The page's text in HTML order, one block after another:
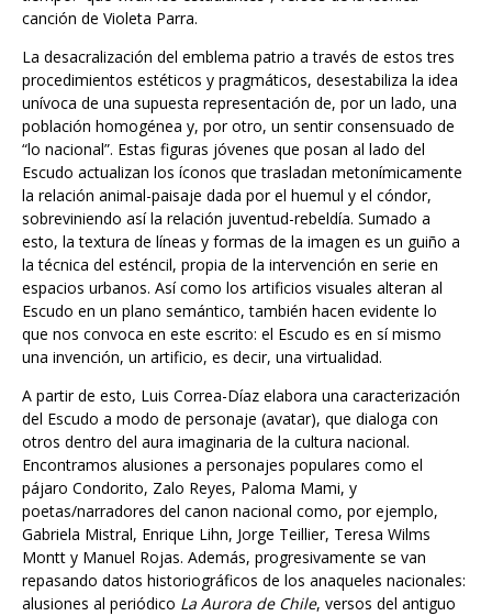
La desacralización del emblema patrio a través de estos tres
unívoca de una supuesta representación de, por un lado, una
población homogénea y, por otro, un sentir consensuado de
“lo nacional”. Estas figuras jóvenes que posan al lado del
Escudo actualizan los íconos que trasladan metonímicamente
la relación animal-paisaje dada por el huemul y el cóndor,
sobreviniendo así la relación juventud-rebeldía. Sumado a
esto, la textura de líneas y formas de la imagen es un guiño a
la técnica del esténcil, propia de la intervención en serie en
espacios urbanos. Así como los artificios visuales alteran al
Escudo en un plano semántico, también hacen evidente lo
que nos convoca en este escrito: el Escudo es en sí mismo
una invención, un artificio, es decir, una virtualidad.
A partir de esto, Luis Correa-Díaz elabora una caracterización
otros dentro del aura imaginaria de la cultura nacional.
Encontramos alusiones a personajes populares como el
pájaro Condorito, Zalo Reyes, Paloma Mami, y
poetas/narradores del canon nacional como, por ejemplo,
Gabriela Mistral, Enrique Lihn, Jorge Teillier, Teresa Wilms
Montt y Manuel Rojas. Además, progresivamente se van
repasando datos historiográficos de los anaqueles nacionales:
alusiones al periódicoLa Aurora de Chile, versos del antiguo
Himno Nacional, y de la cultura contemporánea, como la
música urbana local y latinoamericana; por supuesto y de